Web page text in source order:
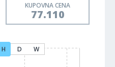
KUPOVNA CENA
77.110
H D W